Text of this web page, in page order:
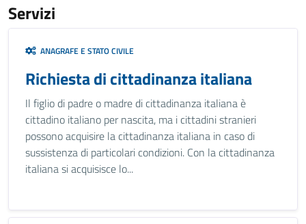
Servizi
ANAGRAFE E STATO CIVILE
Richiesta di cittadinanza italiana
Il figlio di padre o madre di cittadinanza italiana è
cittadino italiano per nascita, ma i cittadini stranieri
possono acquisire la cittadinanza italiana in caso di
sussistenza di particolari condizioni. Con la cittadinanza
italiana si acquisisce lo...